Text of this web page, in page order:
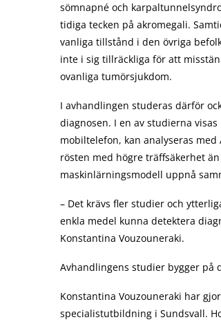
sömnapné och
tidiga tecken på akromegali.
vanliga tillstånd i den övriga
inte i sig tillräckliga för att
ovanliga tumörsjukdom.
I avhandlingen studeras därför
diagnosen. I en av studierna
mobiltelefon, kan analyseras
rösten med högre träffsäkerhet
maskinlärningsmodell uppnå
– Det krävs fler studier och
enkla medel kunna detektera
Konstantina Vouzouneraki.
Avhandlingens studier bygger på
Konstantina Vouzouneraki har
specialistutbildning i Sundsvall.